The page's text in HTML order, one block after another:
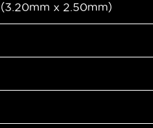
x 2.50mm）